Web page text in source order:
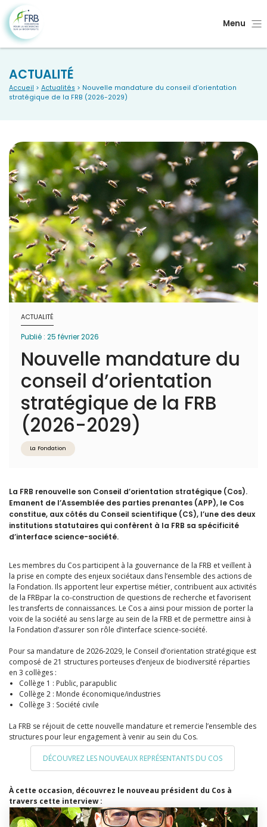
Menu
ACTUALITÉ
Accueil > Actualités > Nouvelle mandature du conseil d’orientation
stratégique de la FRB (2026-2029)
ACTUALITÉ
Publié : 25 février 2026
Nouvelle mandature du
conseil d’orientation
stratégique de la FRB
(2026-2029)
La Fondation
La FRB renouvelle son Conseil d’orientation stratégique (Cos).
Emanent de l’Assemblée des parties prenantes (APP), le Cos
constitue, aux côtés du Conseil scientifique (CS), l’une des deux
institutions statutaires qui confèrent à la FRB sa spécificité
d’interface science-société.
Les membres du Cos participent à la gouvernance de la FRB et veillent à
la prise en compte des enjeux sociétaux dans l’ensemble des actions de
la Fondation. Ils apportent leur expertise métier, contribuent aux activités
de la FRBpar la co-construction de questions de recherche et favorisent
les transferts de connaissances. Le Cos a ainsi pour mission de porter la
voix de la société au sens large au sein de la FRB et de permettre ainsi à
la Fondation d’assurer son rôle d’interface science-société.
Pour sa mandature de 2026-2029, le Conseil d’orientation stratégique est
composé de 21 structures porteuses d’enjeux de biodiversité réparties
en 3 collèges :
Collège 1 : Public, parapublic
Collège 2 : Monde économique/industries
Collège 3 : Société civile
La FRB se réjouit de cette nouvelle mandature et remercie l’ensemble des
structures pour leur engagement à venir au sein du Cos.
DÉCOUVREZ LES NOUVEAUX REPRÉSENTANTS DU COS
À cette occasion, découvrez le nouveau président du Cos à
travers cette interview :